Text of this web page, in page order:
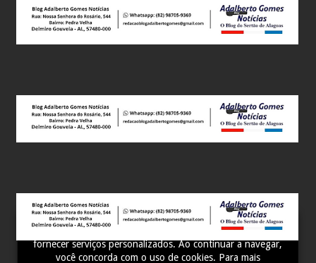
Este site utiliza cookies para melhorar sua experiência e
fornecer serviços personalizados. Ao continuar a navegar,
você concorda com o uso de cookies. Para mais